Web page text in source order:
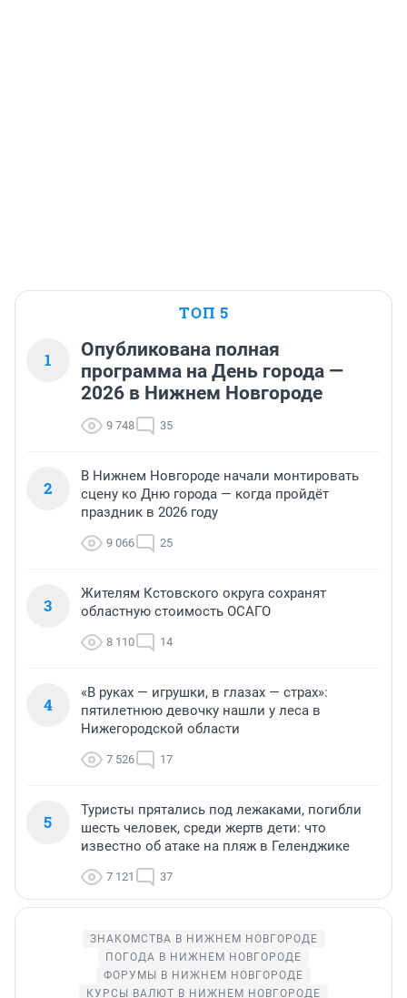
ТОП 5
1
Опубликована полная
программа на День города —
2026 в Нижнем Новгороде
9 748 35
2
В Нижнем Новгороде начали монтировать
сцену ко Дню города — когда пройдёт
праздник в 2026 году
9 066 25
3
Жителям Кстовского округа сохранят
областную стоимость ОСАГО
8 110 14
4
«В руках — игрушки, в глазах — страх»:
пятилетнюю девочку нашли у леса в
Нижегородской области
7 526 17
5
Туристы прятались под лежаками, погибли
шесть человек, среди жертв дети: что
известно об атаке на пляж в Геленджике
7 121 37
ЗНАКОМСТВА В НИЖНЕМ НОВГОРОДЕ
ПОГОДА В НИЖНЕМ НОВГОРОДЕ
ФОРУМЫ В НИЖНЕМ НОВГОРОДЕ
КУРСЫ ВАЛЮТ В НИЖНЕМ НОВГОРОДЕ